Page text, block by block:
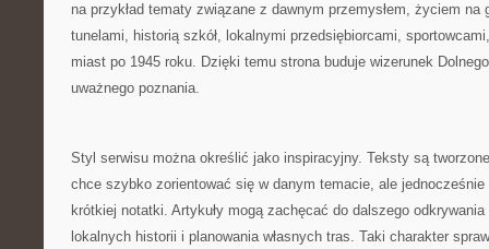
na przykład tematy związane z dawnym przemysłem, życiem na
tunelami, historią szkół, lokalnymi przedsiębiorcami,
miast po 1945 roku. Dzięki temu strona buduje wizerunek
uważnego poznania.
Styl serwisu można określić jako inspiracyjny. Teksty są
chce szybko zorientować się w danym temacie, ale
krótkiej notatki. Artykuły mogą zachęcać do dalszego
lokalnych historii i planowania własnych tras. Taki charakter